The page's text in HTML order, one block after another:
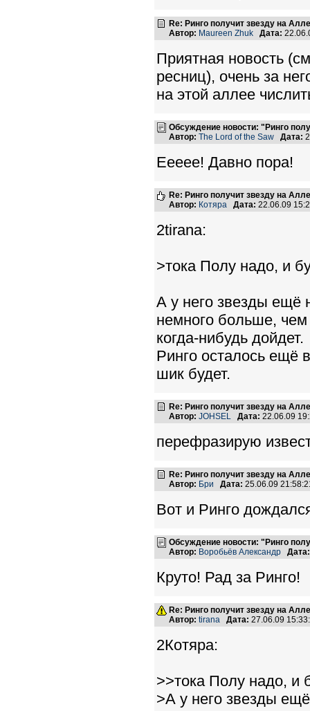
Re: Ринго получит звезду на
Автор: Maureen Zhuk Дата:
Приятная новость
ресниц), очень за
на этой аллее
Обсуждение новости: "Ринго
Автор: The Lord of the Saw Дата:
Еееее! Давно пора!
Re: Ринго получит звезду на
Автор: Котяра Дата: 22.06.09
2tirana:
>тока Полу надо, и
А у него звезды ещё
немного больше,
когда-нибудь дойдет.
Ринго осталось ещё
шик будет.
Re: Ринго получит звезду на
Автор: JOHSEL Дата: 22.06.09
перефразирую
Re: Ринго получит звезду на
Автор: Бри Дата: 25.06.09
Вот и Ринго
Обсуждение новости: "Ринго
Автор: Воробьёв Александр Дата:
Круто! Рад за Ринго!
Re: Ринго получит звезду на
Автор: tirana Дата: 27.06.09
2Котяра:
>>тока Полу надо, и
>А у него звезды